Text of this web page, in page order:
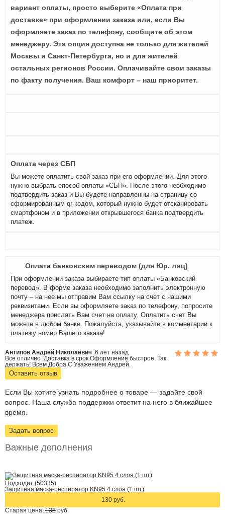
вариант оплаты, просто выберите «Оплата при
доставке» при оформлении заказа или, если Вы
оформляете заказ по телефону, сообщите об этом
менеджеру. Эта опция доступна не только для жителей
Москвы и Санкт-Петербурга, но и для жителей
остальных регионов России. Оплачивайте свои заказы
по факту получения. Ваш комфорт – наш приоритет.
Оплата через СБП
Вы можете оплатить свой заказ при его оформлении. Для этого
нужно выбрать способ оплаты «СБП». После этого необходимо
подтвердить заказ и Вы будете направленны на страницу со
сформированным qr-кодом, который нужно будет отсканировать
смартфоном и в приложении открывшегося банка подтвердить
платеж.
Оплата банковским переводом (для Юр. лиц)
При оформлении заказа выбираете тип оплаты «Банковский
перевод». В форме заказа необходимо заполнить электронную
почту – на нее мы отправим Вам ссылку на счет с нашими
реквизитами. Если вы оформляете заказ по телефону, попросите
менеджера прислать Вам счет на оплату. Оплатить счет Вы
можете в любом банке. Пожалуйста, указывайте в комментарии к
платежу номер Вашего заказа!
Антипов Андрей Николаевич 6 лет назад
Все отлично !Доставка в срок.Оформление быстрое. Так
держать! Всем Добра.С Уважением Андрей.
Оставить отзыв
Если Вы хотите узнать подробнее о товаре — задайте свой
вопрос. Наша служба поддержки ответит на него в ближайшее
время.
Задать вопрос
Важные дополнения
Подходит (50335)
Защитная маска-респиратор KN95 4 слоя (1 шт)
130 руб.
Старая цена: 138 руб.